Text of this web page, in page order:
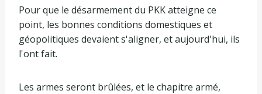
Pour que le désarmement du PKK atteigne ce
point, les bonnes conditions domestiques et
géopolitiques devaient s'aligner, et aujourd'hui, ils
l'ont fait.
Les armes seront brûlées, et le chapitre armé,